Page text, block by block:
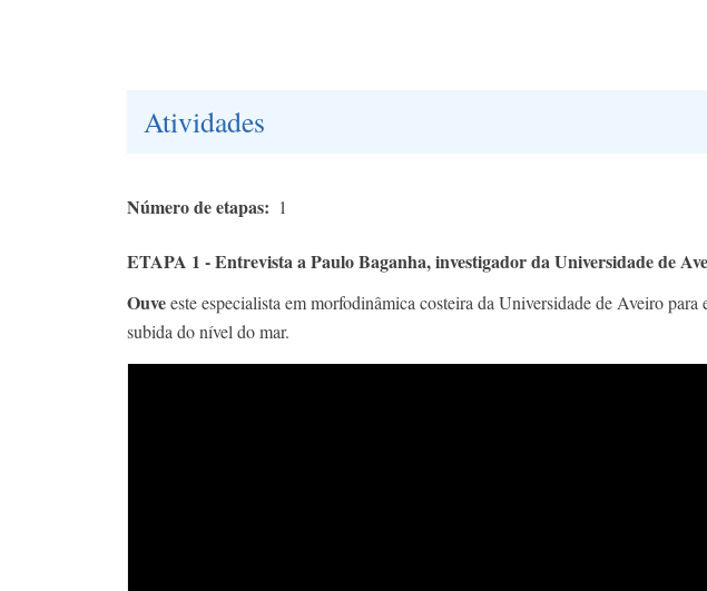
Atividades
Número de etapas 1
ETAPA 1 - Entrevista a Paulo Baganha, investigador da Universidade de
Ouveeste especialista em morfodinâmica costeira da Universidade de Aveiro para
subida do nível do mar.